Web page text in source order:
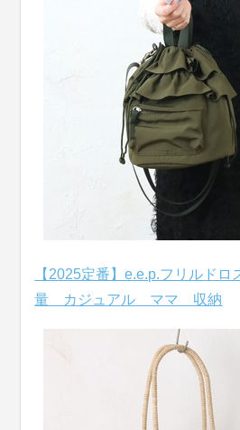
【2025定番】e.e.p.フリルド
量 カジュアル ママ 収納